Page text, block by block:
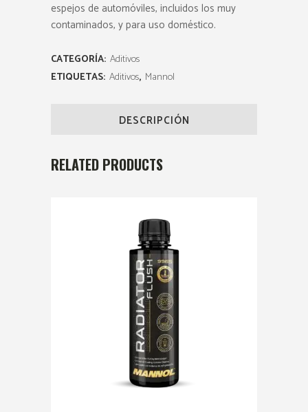
espejos de automóviles, incluidos los muy
contaminados, y para uso doméstico.
CATEGORÍA: Aditivos
ETIQUETAS: Aditivos, Mannol
DESCRIPCIÓN
RELATED PRODUCTS